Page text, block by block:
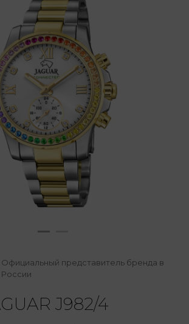
Официальный представитель бренда в
России
J982/4